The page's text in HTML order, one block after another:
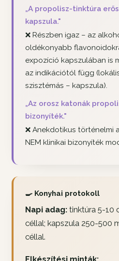
„A propolisz-tinktúra
kapszula."
❌ Részben igaz – az
oldékonyabb
expozíció kapszulában is
az indikációtól függ
szisztémás – kapszula).
„Az orosz katonák
bizonyíték."
❌ Anekdotikus történelmi
NEM klinikai bizonyíték
🍳 Konyhai protokoll
Napi adag: tinktúra 5-10
céllal; kapszula 250-500
céllal.